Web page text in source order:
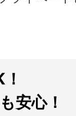
安心！